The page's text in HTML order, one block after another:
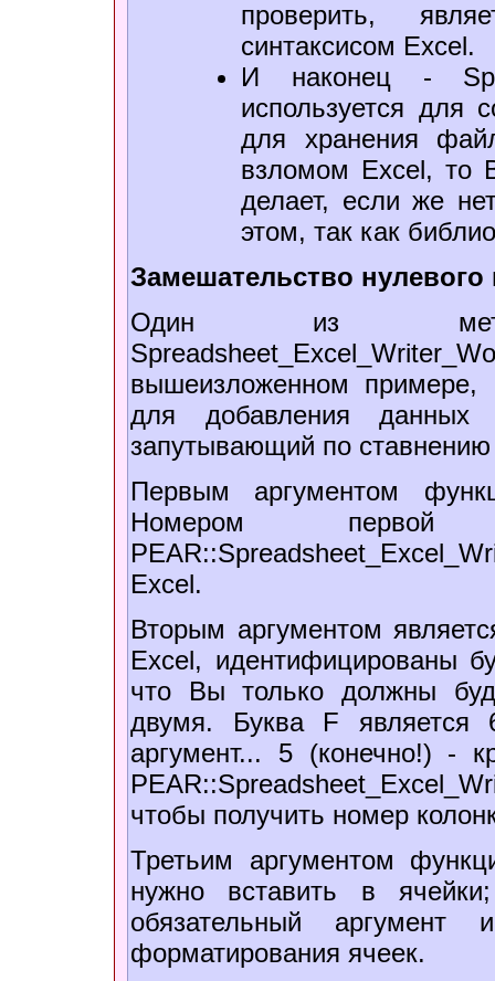
проверить,
синтаксисом Excel.
И наконец -
используется для
для xранения
взломом Excel, то
делает, если же
этом, так как
Замешательство нулевого
Один из
вышеизложенном примере,
для добавления
запутывающий по
Первым аргументом
Номером
Excel.
Вторым аргументом
Excel, идентифицированы
что Вы только должны
двумя. Буква F
аргумент... 5 (конечно!) -
чтобы получить номер
Третьим аргументом
нужно вставить в
обязательный аргумент
форматирования ячеек.